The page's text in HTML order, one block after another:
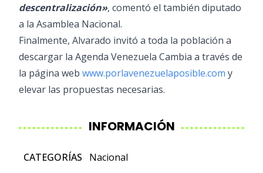
descentralización», comentó el también diputado
a la Asamblea Nacional.
Finalmente, Alvarado invitó a toda la población a
descargar la Agenda Venezuela Cambia a través de
la página web www.porlavenezuelaposible.com y
elevar las propuestas necesarias.
INFORMACIÓN
CATEGORÍAS
Nacional